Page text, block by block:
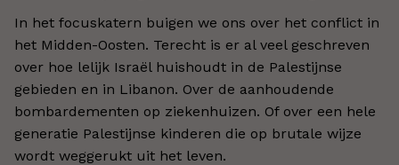
In het focuskatern buigen we ons over het conflict in
het Midden-Oosten. Terecht is er al veel geschreven
over hoe lelijk Israël huishoudt in de Palestijnse
gebieden en in Libanon. Over de aanhoudende
bombardementen op ziekenhuizen. Of over een hele
generatie Palestijnse kinderen die op brutale wijze
wordt weggerukt uit het leven.